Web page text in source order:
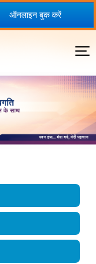
ऑनलाइन बुक करें